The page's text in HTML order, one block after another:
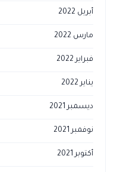
أبريل 2022
مارس 2022
فبراير 2022
يناير 2022
ديسمبر 2021
نوفمبر 2021
أكتوبر 2021